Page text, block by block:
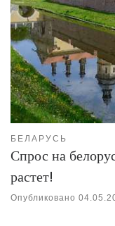
БЕЛАРУСЬ
Спрос на
растет!
Опубликовано